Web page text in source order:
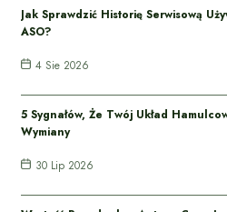
Jak Sprawdzić Historię Serwisową
ASO?
4 Sie 2026
5 Sygnałów, Że Twój Układ
Wymiany
30 Lip 2026